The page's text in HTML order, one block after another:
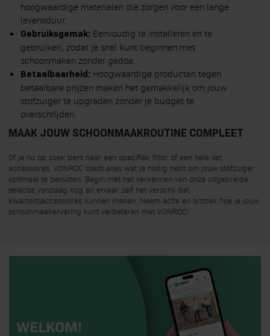
hoogwaardige materialen die zorgen voor een lange
levensduur.
Gebruiksgemak: Eenvoudig te installeren en te
gebruiken, zodat je snel kunt beginnen met
schoonmaken zonder gedoe.
Betaalbaarheid: Hoogwaardige producten tegen
betaalbare prijzen maken het gemakkelijk om jouw
stofzuiger te upgraden zonder je budget te
overschrijden.
MAAK JOUW SCHOONMAAKROUTINE COMPLEET
Of je nu op zoek bent naar een specifiek filter of een hele set
accessoires, VONROC biedt alles wat je nodig hebt om jouw stofzuiger
optimaal te benutten. Begin met het verkennen van onze uitgebreide
selectie vandaag nog en ervaar zelf het verschil dat
kwaliteitsaccessoires kunnen maken. Neem actie en ontdek hoe je jouw
schoonmaakervaring kunt verbeteren met VONROC!